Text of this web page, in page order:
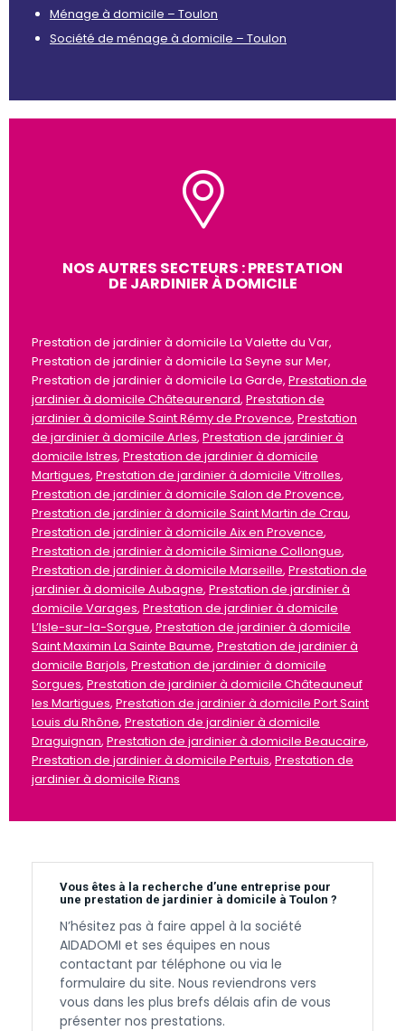
Ménage à domicile – Toulon
Société de ménage à domicile – Toulon
NOS AUTRES SECTEURS : PRESTATION
DE JARDINIER À DOMICILE
Prestation de jardinier à domicile La Valette du Var,
Prestation de jardinier à domicile La Seyne sur Mer,
Prestation de jardinier à domicile La Garde, Prestation de
jardinier à domicile Châteaurenard, Prestation de
jardinier à domicile Saint Rémy de Provence, Prestation
de jardinier à domicile Arles, Prestation de jardinier à
domicile Istres, Prestation de jardinier à domicile
Martigues, Prestation de jardinier à domicile Vitrolles,
Prestation de jardinier à domicile Salon de Provence,
Prestation de jardinier à domicile Saint Martin de Crau,
Prestation de jardinier à domicile Aix en Provence,
Prestation de jardinier à domicile Simiane Collongue,
Prestation de jardinier à domicile Marseille, Prestation de
jardinier à domicile Aubagne, Prestation de jardinier à
domicile Varages, Prestation de jardinier à domicile
L’Isle-sur-la-Sorgue, Prestation de jardinier à domicile
Saint Maximin La Sainte Baume, Prestation de jardinier à
domicile Barjols, Prestation de jardinier à domicile
Sorgues, Prestation de jardinier à domicile Châteauneuf
les Martigues, Prestation de jardinier à domicile Port Saint
Louis du Rhône, Prestation de jardinier à domicile
Draguignan, Prestation de jardinier à domicile Beaucaire,
Prestation de jardinier à domicile Pertuis, Prestation de
jardinier à domicile Rians
Vous êtes à la recherche d’une entreprise pour
une prestation de jardinier à domicile à Toulon ?
N’hésitez pas à faire appel à la société
AIDADOMI et ses équipes en nous
contactant par téléphone ou via le
formulaire du site. Nous reviendrons vers
vous dans les plus brefs délais afin de vous
présenter nos prestations.